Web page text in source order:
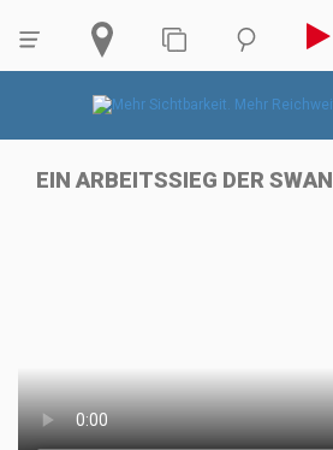
EIN ARBEITSSIEG DER